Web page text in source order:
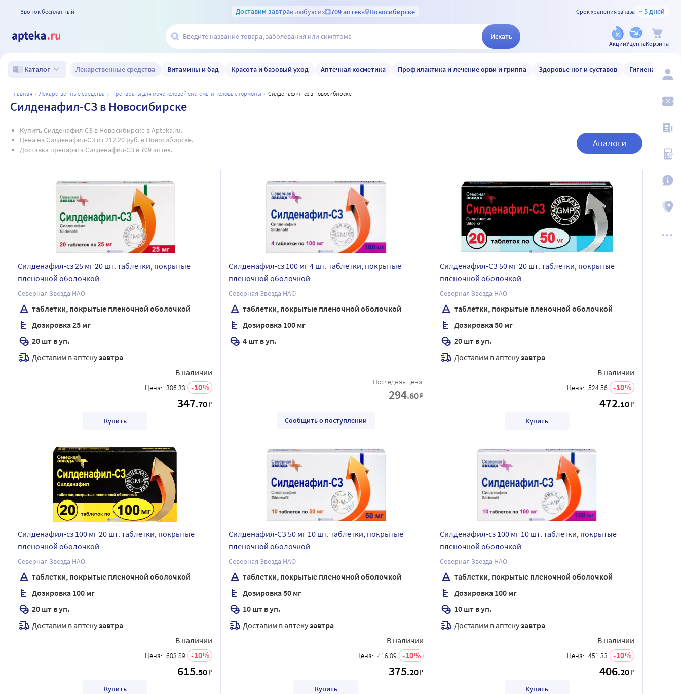
Звонок бесплатный Доставим завтрав любую из 709 аптекв Новосибирске Срок хранения заказа ~ 5 дней
Искать
АкцииУценкаКорзина
Каталог Лекарственные средства Витамины и бад Красота и базовый уход Аптечная косметика Профилактика и лечение орви и гриппа Здоровье ног и суставов Гигиена и уход
главная лекарственные средства препараты для мочеполовой системы и половые гормоны силденафил-сз в новосибирске
Силденафил-СЗ в Новосибирске
Купить Силденафил-СЗ в Новосибирске в Apteka.ru.
Цена на Силденафил-СЗ от 212.20 руб. в Новосибирске.
Доставка препарата Силденафил-СЗ в 709 аптек.
Аналоги
Силденафил-сз 25 мг 20 шт. таблетки, покрытые
пленочной оболочкой
Северная Звезда НАО
таблетки, покрытые пленочной оболочкой
Дозировка 25 мг
20 шт в уп.
Доставим в аптекузавтра
В наличии
Цена: 386.33 10
347.70₽
Купить
Силденафил-сз 100 мг 4 шт. таблетки, покрытые
пленочной оболочкой
Северная Звезда НАО
таблетки, покрытые пленочной оболочкой
Дозировка 100 мг
4 шт в уп.
Последняя цена:
294.60₽
Сообщить о поступлении
Силденафил-СЗ 50 мг 20 шт. таблетки, покрытые
пленочной оболочкой
Северная Звезда НАО
таблетки, покрытые пленочной оболочкой
Дозировка 50 мг
20 шт в уп.
Доставим в аптекузавтра
В наличии
Цена: 524.56 10
472.10₽
Купить
Силденафил-сз 100 мг 20 шт. таблетки, покрытые
пленочной оболочкой
Северная Звезда НАО
таблетки, покрытые пленочной оболочкой
Дозировка 100 мг
20 шт в уп.
Доставим в аптекузавтра
В наличии
Цена: 683.89 10
615.50₽
Купить
Силденафил-СЗ 50 мг 10 шт. таблетки, покрытые
пленочной оболочкой
Северная Звезда НАО
таблетки, покрытые пленочной оболочкой
Дозировка 50 мг
10 шт в уп.
Доставим в аптекузавтра
В наличии
Цена: 416.89 10
375.20₽
Купить
Силденафил-сз 100 мг 10 шт. таблетки, покрытые
пленочной оболочкой
Северная Звезда НАО
таблетки, покрытые пленочной оболочкой
Дозировка 100 мг
10 шт в уп.
Доставим в аптекузавтра
В наличии
Цена: 451.33 10
406.20₽
Купить